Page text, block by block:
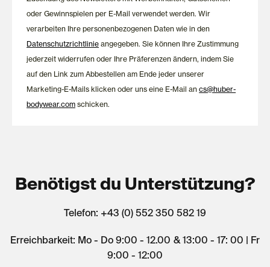
oder Gewinnspielen per E-Mail verwendet werden. Wir
verarbeiten Ihre personenbezogenen Daten wie in den
Datenschutzrichtlinie angegeben. Sie können Ihre Zustimmung
jederzeit widerrufen oder Ihre Präferenzen ändern, indem Sie
auf den Link zum Abbestellen am Ende jeder unserer
Marketing-E-Mails klicken oder uns eine E-Mail ancs@huber-
bodywear.com schicken.
Benötigst du Unterstützung?
Telefon: +43 (0) 552 350 582 19
Erreichbarkeit: Mo - Do 9:00 - 12.00 & 13:00 - 17: 00 | Fr
9:00 - 12:00